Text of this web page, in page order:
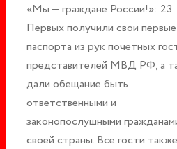
«Мы — граждане России!»: 23
Первых получили свои первые
паспорта из рук почетных
представителей МВД РФ, а
дали обещание быть
ответственными и
законопослушными
своей страны. Все гости также